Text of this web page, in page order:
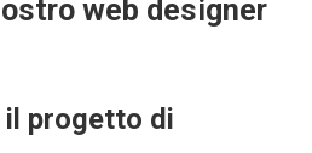
web designer
il progetto di